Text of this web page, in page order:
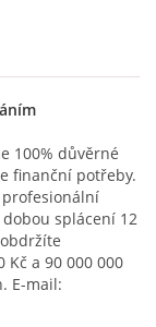
100% důvěrné
finanční potřeby.
profesionální
splácení 12
Kč a 90 000 000
E-mail: